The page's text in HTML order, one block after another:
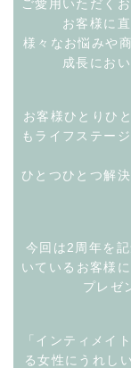
ご愛用いただく
お客様に
様々なお悩みや
成長にお
お客様ひとりひ
もライフステー
ひとつひとつ解
今回は2周年を
いているお客様に
プレゼ
「インティメイ
る女性にうれし